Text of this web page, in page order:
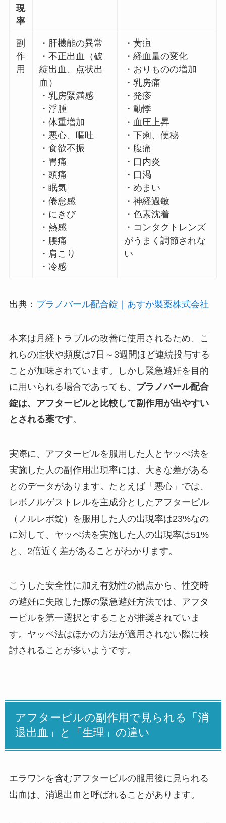
現
率
副
作
用
・肝機能の異常
・不正出血（破
綻出血、点状出
血）
・乳房緊満感
・浮腫
・体重増加
・悪心、嘔吐
・食欲不振
・胃痛
・頭痛
・眠気
・倦怠感
・にきび
・熱感
・腰痛
・肩こり
・冷感
・黄疸
・経血量の変化
・おりものの増加
・乳房痛
・発疹
・動悸
・血圧上昇
・下痢、便秘
・腹痛
・口内炎
・口渇
・めまい
・神経過敏
・色素沈着
・コンタクトレンズ
がうまく調節されな
い
出典： プラノバール配合錠｜あすか製薬株式会社
本来は月経トラブルの改善に使用されるため、こ
れらの症状や頻度は7日～3週間ほど連続投与する
ことが加味されています。しかし緊急避妊を目的
に用いられる場合であっても、 プラノバール配合
錠は、アフターピルと比較して副作用が出やすい
とされる薬です。
実際に、アフターピルを服用した人とヤッぺ法を
実施した人の副作用出現率には、大きな差がある
とのデータがあります。たとえば「悪心」では、
レボノルゲストレルを主成分としたアフターピル
（ノルレボ錠）を服用した人の出現率は23%なの
に対して、ヤッぺ法を実施した人の出現率は51%
と、2倍近く差があることがわかります。
こうした安全性に加え有効性の観点から、性交時
の避妊に失敗した際の緊急避妊方法では、アフタ
ーピルを第一選択とすることが推奨されていま
す。ヤッペ法はほかの方法が適用されない際に検
討されることが多いようです。
アフターピルの副作用で見られる「消
退出血」と「生理」の違い
エラワンを含むアフターピルの服用後に見られる
出血は、消退出血と呼ばれることがあります。